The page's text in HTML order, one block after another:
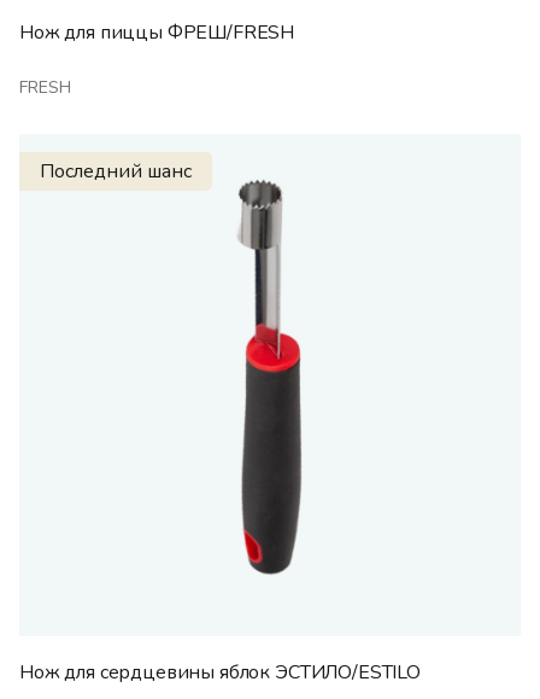
Нож для пиццы ФРЕШ/FRESH
FRESH
Последний шанс
Нож для сердцевины яблок ЭСТИЛО/ESTILO